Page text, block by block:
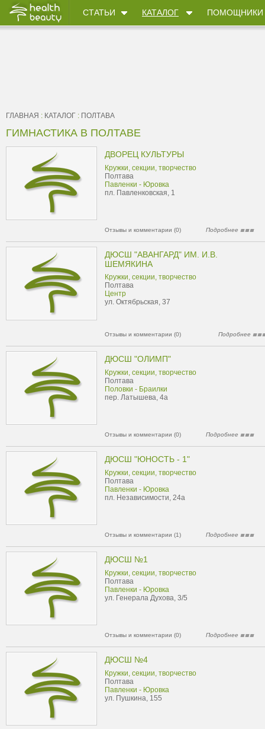
СТАТЬИ КАТАЛОГ ПОМОЩНИКИ
ГЛАВНАЯ : КАТАЛОГ : ПОЛТАВА
ГИМНАСТИКА В ПОЛТАВЕ
ДВОРЕЦ КУЛЬТУРЫ
Кружки, секции, творчество
Полтава
Павленки - Юровка
пл. Павленковская, 1
Отзывы и комментарии (0) Подробнее
ДЮСШ "АВАНГАРД" ИМ. И.В.
ШЕМЯКИНА
Кружки, секции, творчество
Полтава
Центр
ул. Октябрьская, 37
Отзывы и комментарии (0) Подробнее
ДЮСШ "ОЛИМП"
Кружки, секции, творчество
Полтава
Половки - Браилки
пер. Латышева, 4а
Отзывы и комментарии (0) Подробнее
ДЮСШ "ЮНОСТЬ - 1"
Кружки, секции, творчество
Полтава
Павленки - Юровка
пл. Независимости, 24а
Отзывы и комментарии (1) Подробнее
ДЮСШ №1
Кружки, секции, творчество
Полтава
Павленки - Юровка
ул. Генерала Духова, 3/5
Отзывы и комментарии (0) Подробнее
ДЮСШ №4
Кружки, секции, творчество
Полтава
Павленки - Юровка
ул. Пушкина, 155